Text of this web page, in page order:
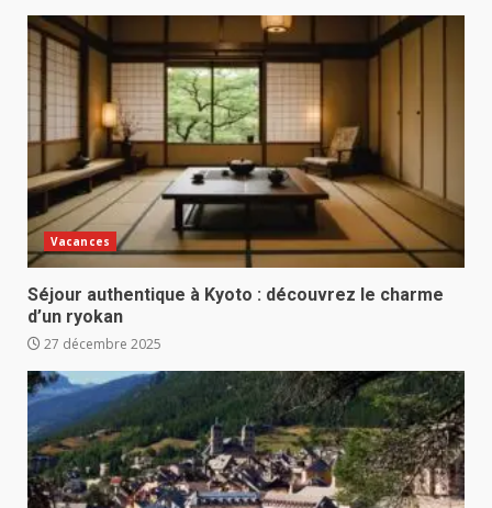
Vacances
Séjour authentique à Kyoto : découvrez le charme
d’un ryokan
27 décembre 2025